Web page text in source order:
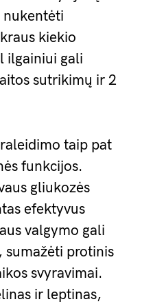
nukentėti
kiekio
ilgainiui gali
sutrikimų ir 2
taip pat
funkcijos.
gliukozės
efektyvus
valgymo gali
sumažėti protinis
svyravimai.
ir leptinas,